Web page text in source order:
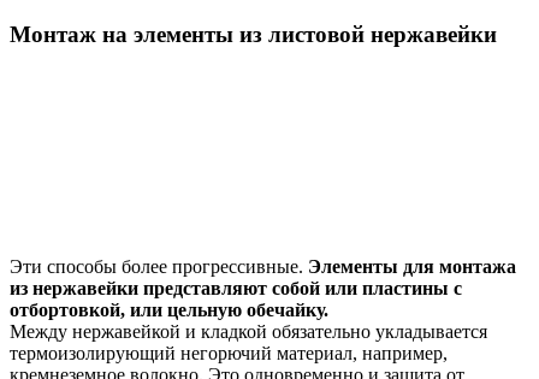
Монтаж на элементы из листовой нержавейки
Эти способы более прогрессивные. Элементы для монтажа
из нержавейки представляют собой или пластины с
отбортовкой, или цельную обечайку.
Между нержавейкой и кладкой обязательно укладывается
термоизолирующий негорючий материал, например,
кремнеземное волокно. Это одновременно и защита от